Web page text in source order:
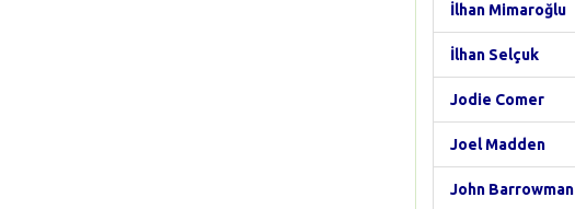
İlhan Mimaroğlu
İlhan Selçuk
Jodie Comer
Joel Madden
John Barrowman